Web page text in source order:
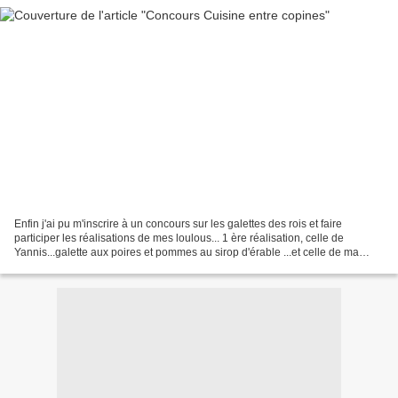
Enfin j'ai pu m'inscrire à un concours sur les galettes des rois et faire
participer les réalisations de mes loulous... 1 ère réalisation, celle de
Yannis...galette aux poires et pommes au sirop d'érable ...et celle de ma